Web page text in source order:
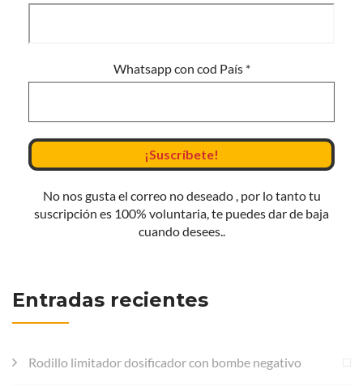
Whatsapp con cod País *
No nos gusta el correo no deseado , por lo tanto tu
suscripción es 100% voluntaria, te puedes dar de baja
cuando desees..
Entradas recientes
Rodillo limitador dosificador con bombe negativo